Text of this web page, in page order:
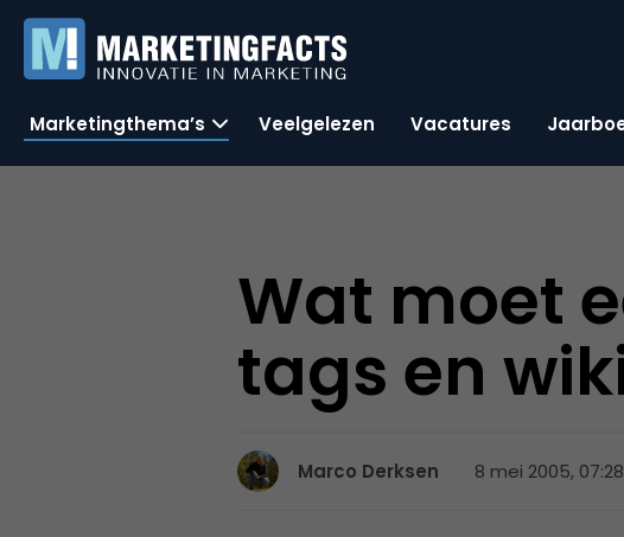
Marketingthema’s Veelgelezen Vacatures
Wat moet
tags en
Marco Derksen 8 mei 2005, 07:28